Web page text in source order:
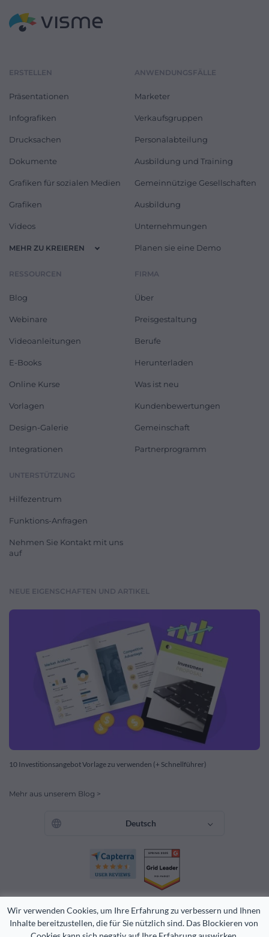
Wir verwenden Cookies, um Ihre Erfahrung zu verbessern und Ihnen
Inhalte bereitzustellen, die für Sie nützlich sind. Das Blockieren von
ERSTELLEN
Präsentationen
Infografiken
Drucksachen
Dokumente
Grafiken für sozialen Medien
Grafiken
Videos
MEHR ZU KREIEREN
ANWENDUNGSFÄLLE
Marketer
Verkaufsgruppen
Personalabteilung
Ausbildung und Training
Gemeinnützige Gesellschaften
Ausbildung
Unternehmungen
Planen sie eine Demo
RESSOURCEN
Blog
Webinare
Videoanleitungen
E-Books
Online Kurse
Vorlagen
Design-Galerie
Integrationen
FIRMA
Über
Preisgestaltung
Berufe
Herunterladen
Was ist neu
Kundenbewertungen
Gemeinschaft
Partnerprogramm
UNTERSTÜTZUNG
Hilfezentrum
Funktions-Anfragen
Nehmen Sie Kontakt mit uns
auf
NEUE EIGENSCHAFTEN UND ARTIKEL
10 Investitionsangebot Vorlage zu verwenden (+ Schnellführer)
Mehr aus unserem Blog >
Deutsch